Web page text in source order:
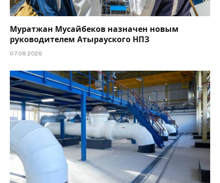
Муратжан Мусайбеков назначен новым
руководителем Атырауского НПЗ
07.08.2026